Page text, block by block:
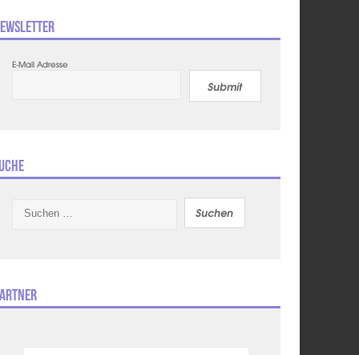
E-Mail Adresse
Submit
nach: